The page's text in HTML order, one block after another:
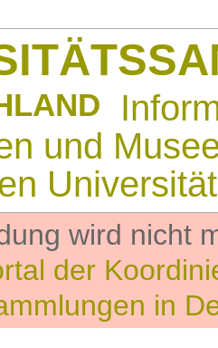
und
wird nicht
der
in